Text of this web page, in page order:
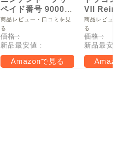
ペイド番号 9000
円|オンラインコー
ド版
商品レビュー・口コミを見
る
価格 :
新品最安値 :
Amazonで見る
VII
Switch2
商品レビュ
る
価格 :
新品最安